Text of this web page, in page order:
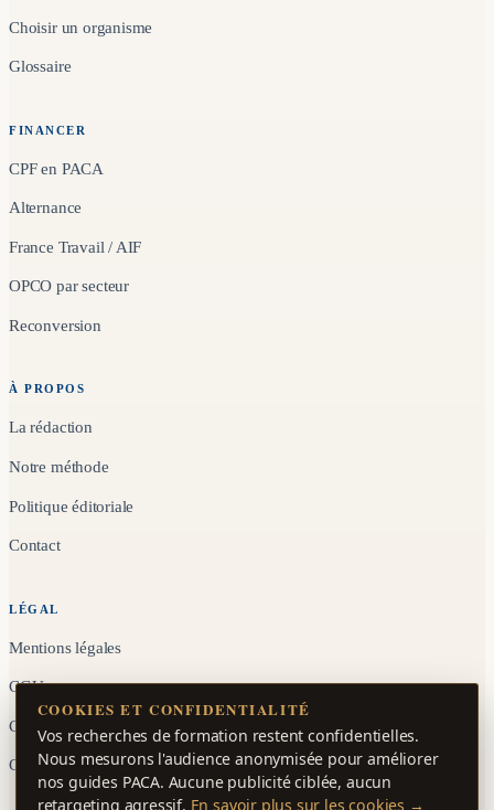
Choisir un organisme
Glossaire
FINANCER
CPF en PACA
Alternance
France Travail / AIF
OPCO par secteur
Reconversion
À PROPOS
La rédaction
Notre méthode
Politique éditoriale
Contact
LÉGAL
Mentions légales
CGU
Confidentialité
Gérer les cookies
COOKIES ET CONFIDENTIALITÉ
Vos recherches de formation restent confidentielles.
Nous mesurons l'audience anonymisée pour améliorer
nos guides PACA. Aucune publicité ciblée, aucun
retargeting agressif. En savoir plus sur les cookies →